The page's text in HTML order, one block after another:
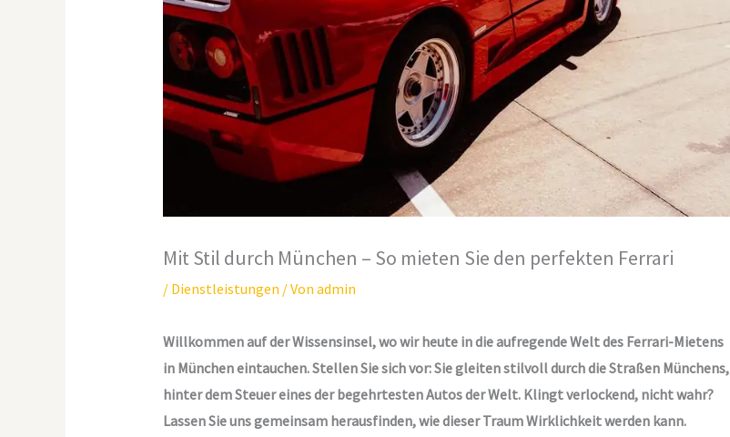
Mit Stil durch München – So mieten Sie den perfekten Ferrari
/ Dienstleistungen / Von admin
Willkommen auf der Wissensinsel, wo wir heute in die aufregende Welt des Ferrari-Mietens
in München eintauchen. Stellen Sie sich vor: Sie gleiten stilvoll durch die Straßen Münchens,
hinter dem Steuer eines der begehrtesten Autos der Welt. Klingt verlockend, nicht wahr?
Lassen Sie uns gemeinsam herausfinden, wie dieser Traum Wirklichkeit werden kann.